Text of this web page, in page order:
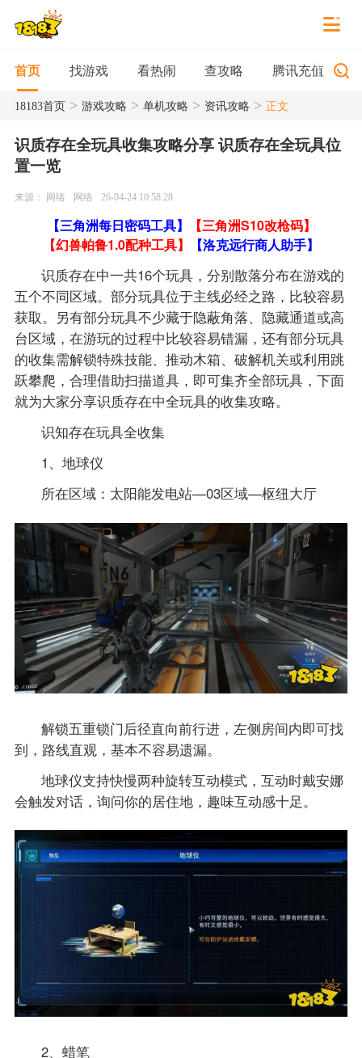
首页 找游戏 看热闹 查攻略 腾讯充值
18183首页> 游戏攻略 > 单机攻略 > 资讯攻略 > 正文
识质存在全玩具收集攻略分享 识质存在全玩具位
置一览
来源： 网络 网络 26-04-24 10:58:28
【三角洲每日密码工具】
【三角洲S10改枪码】
【幻兽帕鲁1.0配种工具】
【洛克远行商人助手】
识质存在中一共16个玩具，分别散落分布在游戏的
五个不同区域。部分玩具位于主线必经之路，比较容易
获取。另有部分玩具不少藏于隐蔽角落、隐藏通道或高
台区域，在游玩的过程中比较容易错漏，还有部分玩具
的收集需解锁特殊技能、推动木箱、破解机关或利用跳
跃攀爬，合理借助扫描道具，即可集齐全部玩具，下面
就为大家分享识质存在中全玩具的收集攻略。
识知存在玩具全收集
1、地球仪
所在区域：太阳能发电站—03区域—枢纽大厅
解锁五重锁门后径直向前行进，左侧房间内即可找
到，路线直观，基本不容易遗漏。
地球仪支持快慢两种旋转互动模式，互动时戴安娜
会触发对话，询问你的居住地，趣味互动感十足。
2、蜡笔